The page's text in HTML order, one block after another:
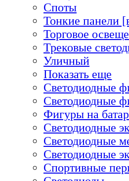
Споты
Тонкие панели
Торговое
Трековые
Уличный
Показать еще
Светодиодные
Светодиодные
Фигуры на
Светодиодные
Светодиодные
Светодиодные
Спортивные